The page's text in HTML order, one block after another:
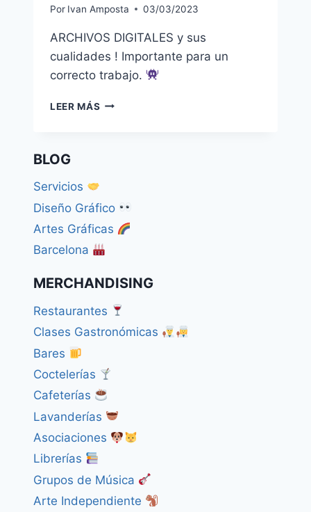
Por Ivan Amposta 03/03/2023
ARCHIVOS DIGITALES y sus
cualidades ! Importante para un
correcto trabajo.
LEER MÁS ARCHIVOS
BLOG
Servicios
Diseño Gráfico
Artes Gráficas
Barcelona
MERCHANDISING
Restaurantes
Clases Gastronómicas
Bares
Coctelerías
Cafeterías
Lavanderías
Asociaciones
Librerías
Grupos de Música
Arte Independiente